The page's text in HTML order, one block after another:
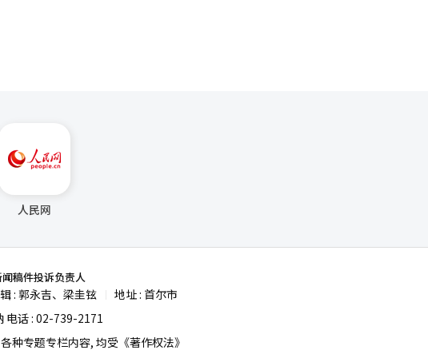
人民网
稿件投诉负责人
: 郭永吉、梁圭铉
地址 : 首尔市
电话 : 02-739-2171
种专题专栏内容, 均受《著作权法》